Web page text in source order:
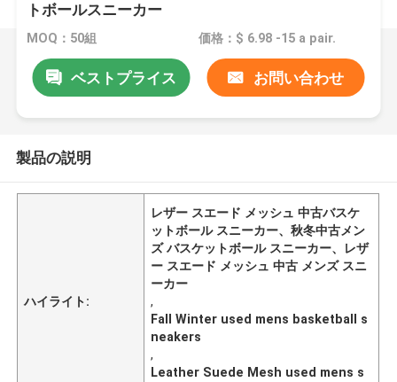
トボールスニーカー
MOQ：50組 価格：$ 6.98 -15 a pair.
ベストプライス お問い合わせ
製品の説明
ハイライト:
レザー スエード メッシュ 中古バスケ
ットボール スニーカー、秋冬中古メン
ズ バスケットボール スニーカー、レザ
ー スエード メッシュ 中古 メンズ スニ
ーカー
,
Fall Winter used mens basketball s
neakers
,
Leather Suede Mesh used mens s